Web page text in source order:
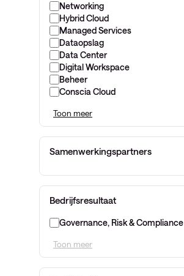
Networking
Hybrid Cloud
Managed Services
Dataopslag
Data Center
Digital Workspace
Beheer
Conscia Cloud
Toon meer
Samenwerkingspartners
Bedrijfsresultaat
Governance, Risk & Compliance
Toon meer